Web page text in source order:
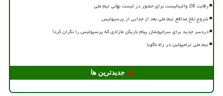
رقابت 28 والیبالیست برای حضور در لیست نهائی تیم ملی
شروع تلخ مدافع تیم ملی بعد از جدایی از پرسپولیس
دردسر جدید برای سرخپوشان پیام بازیکن مازادی که پرسپولیس را نگران کرد!
تیم ملی ترامپولین در راه ناگویا
جدیدترین ها